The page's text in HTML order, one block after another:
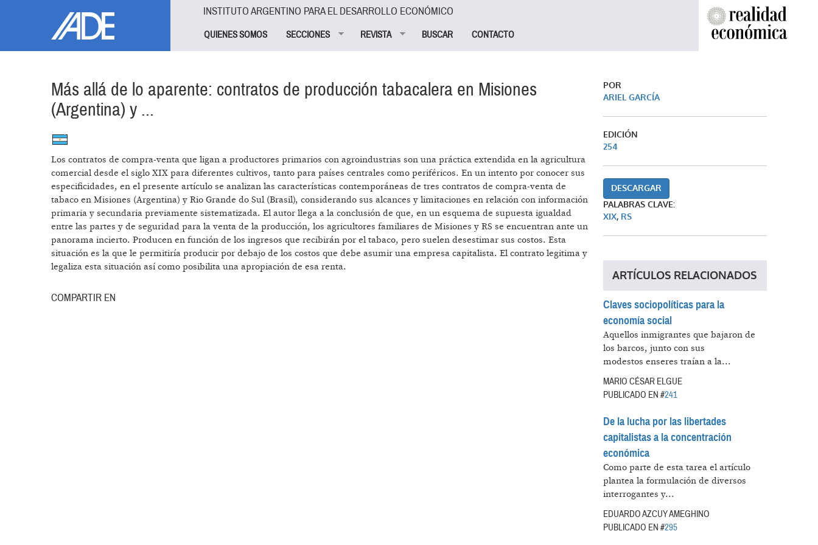
INSTITUTO ARGENTINO PARA EL DESARROLLO ECONÓMICO
QUIENES SOMOS SECCIONES REVISTA BUSCAR CONTACTO
Más allá de lo aparente: contratos de producción tabacalera en Misiones
(Argentina) y ...
Los contratos de compra-venta que ligan a productores primarios con agroindustrias son una práctica extendida en la agricultura
comercial desde el siglo XIX para diferentes cultivos, tanto para países centrales como periféricos. En un intento por conocer sus
especificidades, en el presente artículo se analizan las características contemporáneas de tres contratos de compra-venta de
tabaco en Misiones (Argentina) y Rio Grande do Sul (Brasil), considerando sus alcances y limitaciones en relación con información
primaria y secundaria previamente sistematizada. El autor llega a la conclusión de que, en un esquema de supuesta igualdad
entre las partes y de seguridad para la venta de la producción, los agricultores familiares de Misiones y RS se encuentran ante un
panorama incierto. Producen en función de los ingresos que recibirán por el tabaco, pero suelen desestimar sus costos. Esta
situación es la que le permitiría producir por debajo de los costos que debe asumir una empresa capitalista. El contrato legitima y
legaliza esta situación así como posibilita una apropiación de esa renta.
COMPARTIR EN
POR
ARIEL GARCÍA
EDICIÓN
254
DESCARGAR
PALABRAS CLAVE:
XIX, RS
ARTÍCULOS RELACIONADOS
Claves sociopolíticas para la
economía social
Aquellos inmigrantes que bajaron de
los barcos, junto con sus
modestos enseres traían a la...
MARIO CÉSAR ELGUE
PUBLICADO EN #241
De la lucha por las libertades
capitalistas a la concentración
económica
Como parte de esta tarea el artículo
plantea la formulación de diversos
interrogantes y...
EDUARDO AZCUY AMEGHINO
PUBLICADO EN #295